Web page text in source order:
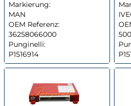
Markierung:
MAN
OEM Referenz:
36258066000
Punginelli:
P1516914